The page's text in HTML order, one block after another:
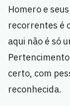
Homero e
recorrentes é
aqui não é só
certo, com
reconhecida.